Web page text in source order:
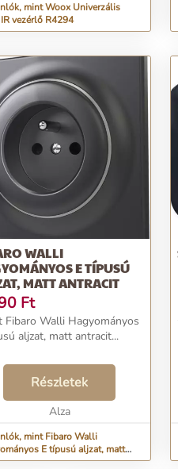
mint Woox Univerzális
vezérlő R4294
WALLI
E TÍPUSÚ
MATT ANTRACIT
Ft
Fibaro Walli Hagyományos
aljzat, matt antracit...
Részletek
Alza
mint Fibaro Walli
E típusú aljzat, matt